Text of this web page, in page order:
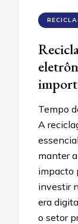
Tempo
A
manter
impacto
investir
era
o setor